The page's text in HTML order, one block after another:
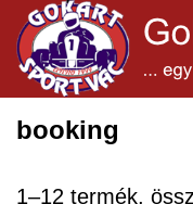
booking
1–12 termék,